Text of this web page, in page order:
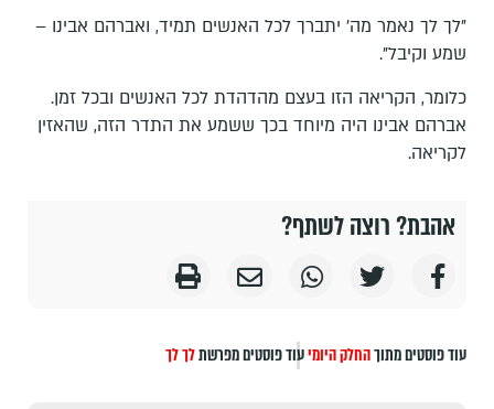
"לך לך נאמר מה' יתברך לכל האנשים תמיד, ואברהם אבינו –
שמע וקיבל".
כלומר, הקריאה הזו בעצם מהדהדת לכל האנשים ובכל זמן.
אברהם אבינו היה מיוחד בכך ששמע את התדר הזה, שהאזין
לקריאה.
אהבת? רוצה לשתף?
עוד פוסטים מתוךהחלק היומיעוד פוסטים מפרשתלך לך